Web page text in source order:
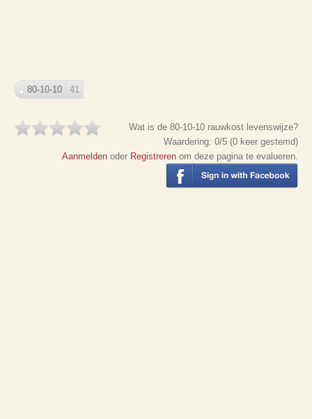
80-10-10 41
Wat is de 80-10-10 rauwkost levenswijze?
Waardering: 0/5 (0 keer gestemd)
Aanmelden oder Registreren om deze pagina te evalueren.